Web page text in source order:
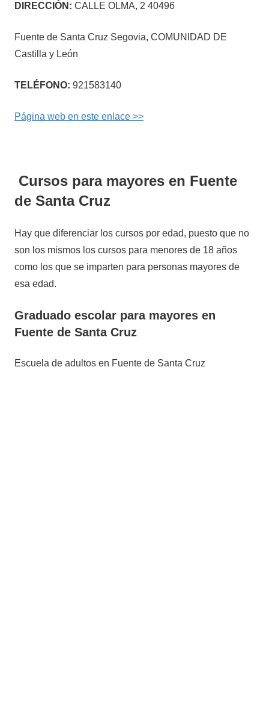
DIRECCIÓN: CALLE OLMA, 2 40496
Fuente de Santa Cruz Segovia, COMUNIDAD DE
Castilla y León
TELÉFONO: 921583140
Página web en este enlace >>
Cursos para mayores en Fuente
de Santa Cruz
Hay que diferenciar los cursos por edad, puesto que no
son los mismos los cursos para menores de 18 años
como los que se imparten para personas mayores de
esa edad.
Graduado escolar para mayores en
Fuente de Santa Cruz
Escuela de adultos en Fuente de Santa Cruz